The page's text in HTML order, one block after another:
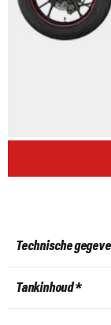
Technische
Tankinhoud *